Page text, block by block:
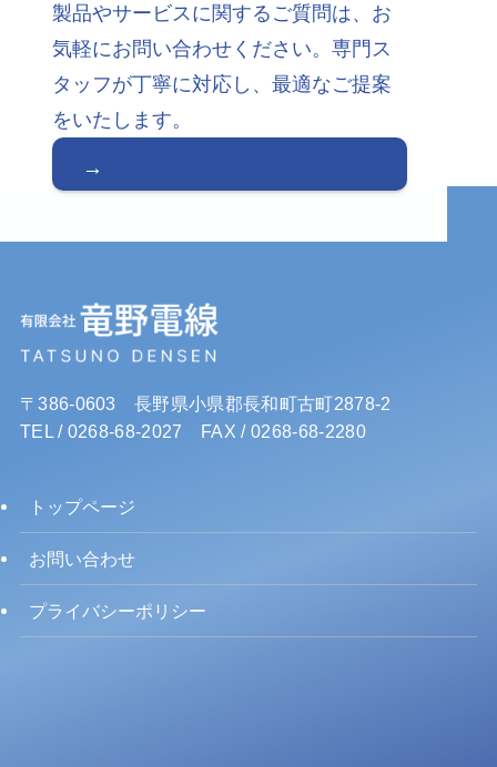
製品やサービスに関するご質問は、お
気軽にお問い合わせください。専門ス
タッフが丁寧に対応し、最適なご提案
をいたします。
〒386-0603 長野県小県郡長和町古町2878-2
TEL / 0268-68-2027 FAX / 0268-68-2280
トップページ
お問い合わせ
プライバシーポリシー